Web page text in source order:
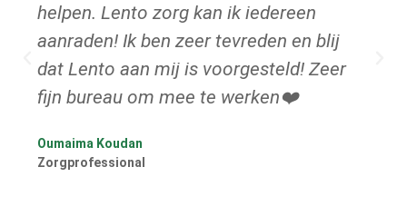
helpen. Lento zorg kan ik iedereen
aanraden! Ik ben zeer tevreden en blij
dat Lento aan mij is voorgesteld! Zeer
fijn bureau om mee te werken❤️
Oumaima Koudan
Zorgprofessional